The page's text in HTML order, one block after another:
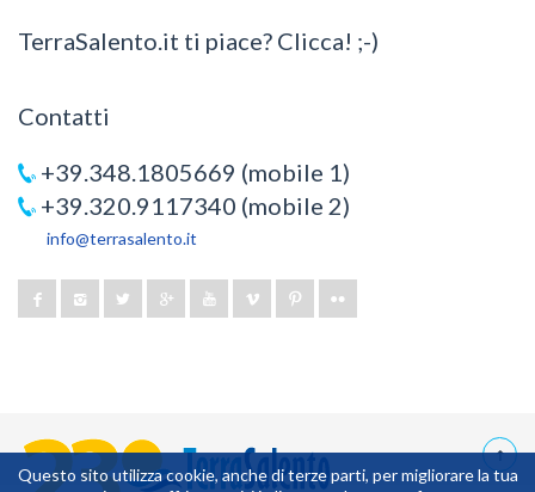
TerraSalento.it ti piace? Clicca! ;-)
Contatti
+39.348.1805669 (mobile 1)
+39.320.9117340 (mobile 2)
info@terrasalento.it
Questo sito utilizza cookie, anche di terze parti, per migliorare la tua